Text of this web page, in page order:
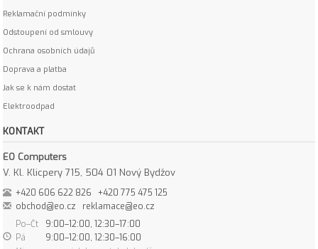
Reklamační podmínky
Odstoupení od smlouvy
Ochrana osobních údajů
Doprava a platba
Jak se k nám dostat
Elektroodpad
KONTAKT
EO Computers
V. Kl. Klicpery 715, 504 01 Nový Bydžov
+420 606 622 826
+420 775 475 125
obchod@eo.cz
reklamace@eo.cz
Po–Čt
9:00–12:00, 12:30–17:00
Pá
9:00–12:00, 12:30–16:00